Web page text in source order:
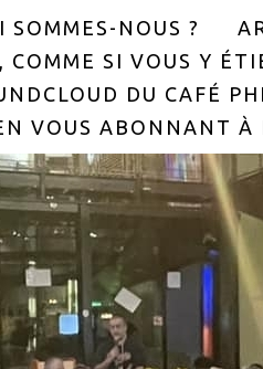
SOMMES-NOUS ?
COMME SI VOUS Y
DU CAFÉ
VOUS ABONNANT